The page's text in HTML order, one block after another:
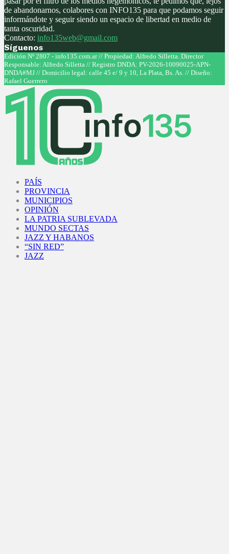
de abandonarnos, colabores con INFO135 para que podamos seguir
informándote y seguir siendo un espacio de libertad en medio de
tanta oscuridad.
Contacto: info135web@gmail.com
Síguenos
Facebook
Twitter
Instagram
Youtube
Edición Nº 2807 - info135.com.ar // Propiedad: Alfredo Silletta. Director
Responsable: Alfredo Silletta // Registro DNDA: PV-2026-10090025-APN-
DNDA#MJ // Domicilio legal: calle 45 e/ 9 y 10, La Plata, Bs. As. // Diseño:
Rafael Guerrero
PAÍS
PROVINCIA
MUNICIPIOS
OPINIÓN
LA PATRIA SUBLEVADA
MUNDO SECTAS
JAZZ Y HABANOS
“SIN RED”
JAZZ